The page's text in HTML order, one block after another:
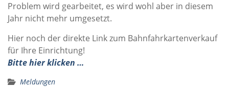
Problem wird gearbeitet, es wird wohl aber in diesem
Jahr nicht mehr umgesetzt.
Hier noch der direkte Link zum Bahnfahrkartenverkauf
für Ihre Einrichtung!
Bitte hier klicken …
Meldungen